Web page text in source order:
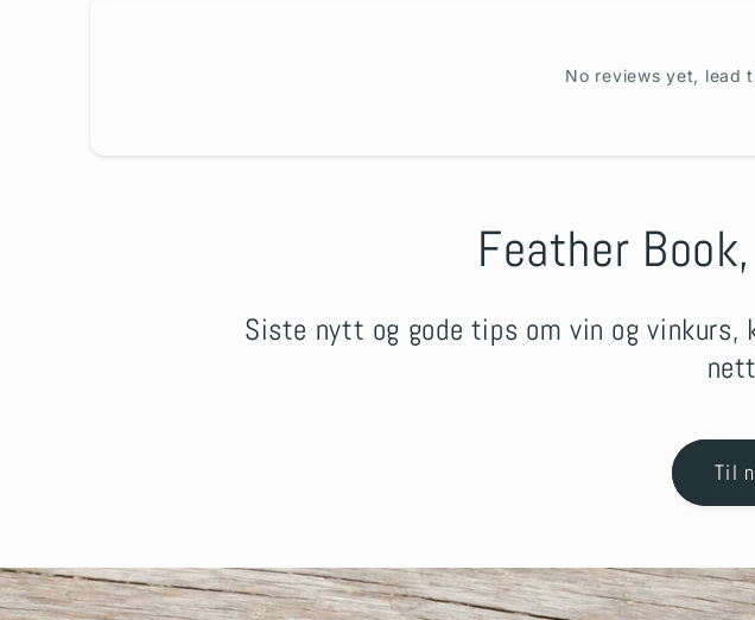
No reviews yet, lead
Feather
Siste nytt og gode tips om vin og vinkurs,
Til